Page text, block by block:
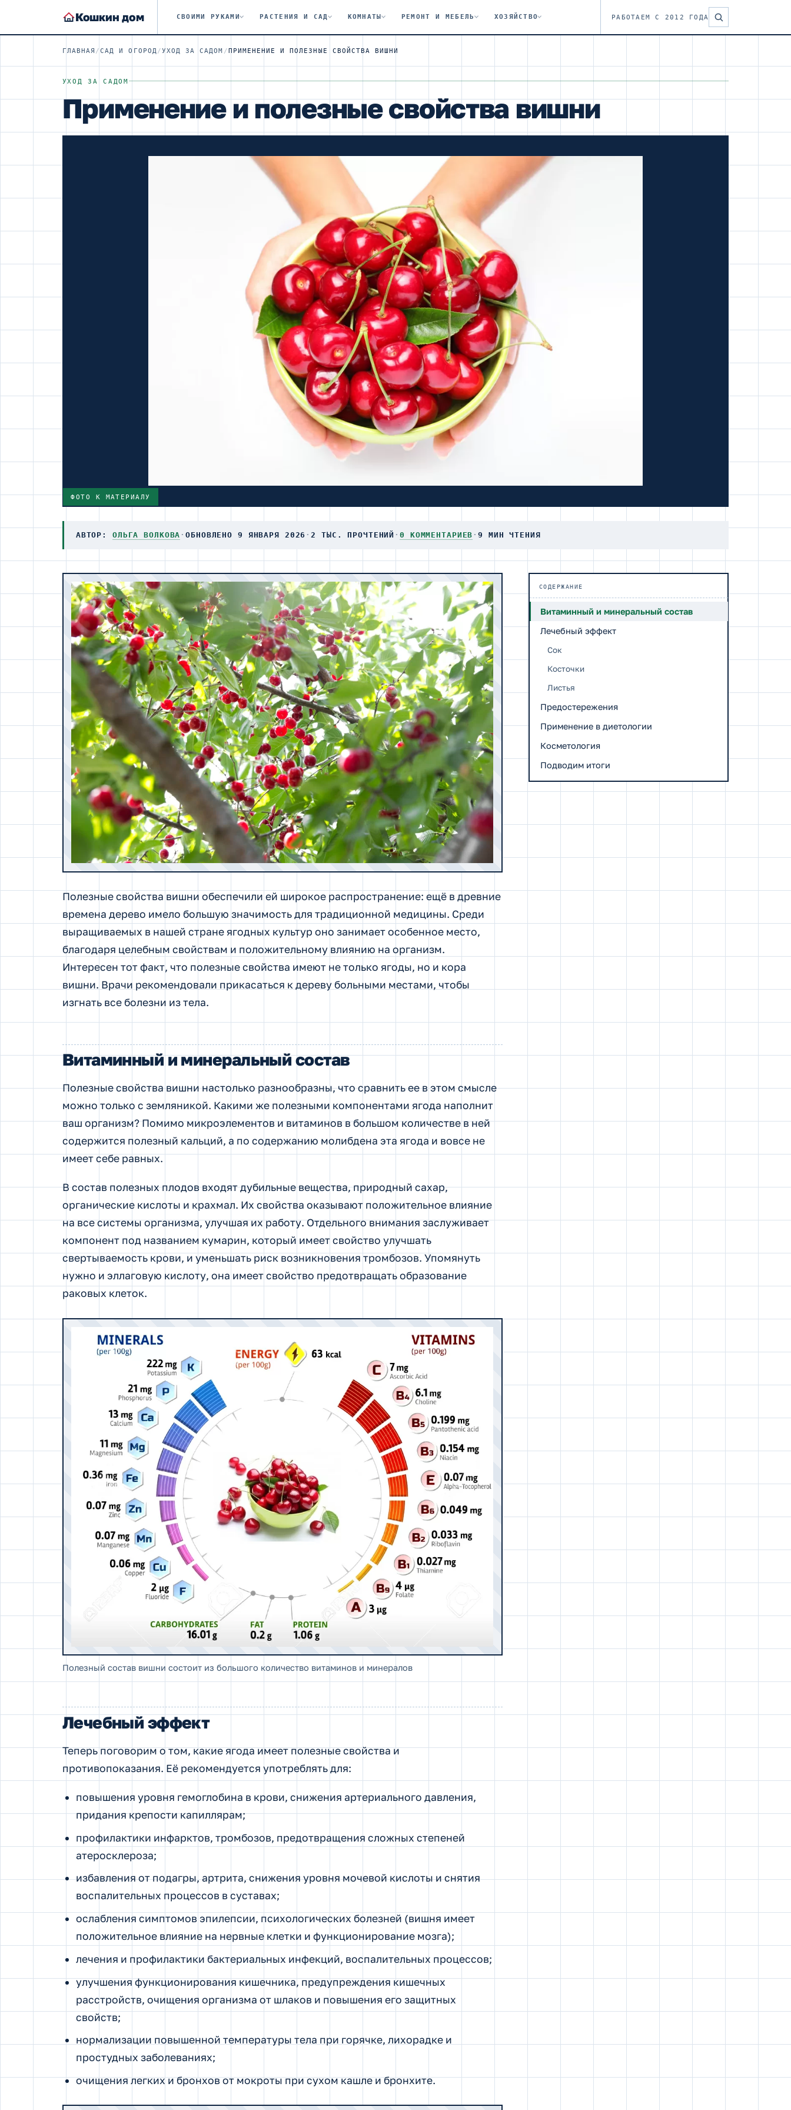
Кошкин дом СВОИМИ РУКАМИ РАСТЕНИЯ И САД КОМНАТЫ РЕМОНТ И МЕБЕЛЬ ХОЗЯЙСТВО РАБОТАЕМ С 2012 ГОДА
ГЛАВНАЯ /САД И ОГОРОД /УХОД ЗА САДОМ /ПРИМЕНЕНИЕ И ПОЛЕЗНЫЕ СВОЙСТВА ВИШНИ
УХОД ЗА САДОМ
Применение и полезные свойства вишни
ФОТО К МАТЕРИАЛУ
АВТОР: ОЛЬГА ВОЛКОВА ·ОБНОВЛЕНО 9 ЯНВАРЯ 2026 · 2 ТЫС. ПРОЧТЕНИЙ · 0 КОММЕНТАРИЕВ ·9 МИН ЧТЕНИЯ
Полезные свойства вишни обеспечили ей широкое распространение: ещё в древние
времена дерево имело большую значимость для традиционной медицины. Среди
выращиваемых в нашей стране ягодных культур оно занимает особенное место,
благодаря целебным свойствам и положительному влиянию на организм.
Интересен тот факт, что полезные свойства имеют не только ягоды, но и кора
вишни. Врачи рекомендовали прикасаться к дереву больными местами, чтобы
изгнать все болезни из тела.
Витаминный и минеральный состав
Полезные свойства вишни настолько разнообразны, что сравнить ее в этом смысле
можно только с земляникой. Какими же полезными компонентами ягода наполнит
ваш организм? Помимо микроэлементов и витаминов в большом количестве в ней
содержится полезный кальций, а по содержанию молибдена эта ягода и вовсе не
имеет себе равных.
В состав полезных плодов входят дубильные вещества, природный сахар,
органические кислоты и крахмал. Их свойства оказывают положительное влияние
на все системы организма, улучшая их работу. Отдельного внимания заслуживает
компонент под названием кумарин, который имеет свойство улучшать
свертываемость крови, и уменьшать риск возникновения тромбозов. Упомянуть
нужно и эллаговую кислоту, она имеет свойство предотвращать образование
раковых клеток.
Полезный состав вишни состоит из большого количество витаминов и минералов
Лечебный эффект
Теперь поговорим о том, какие ягода имеет полезные свойства и
противопоказания. Её рекомендуется употреблять для:
повышения уровня гемоглобина в крови, снижения артериального давления,
придания крепости капиллярам;
профилактики инфарктов, тромбозов, предотвращения сложных степеней
атеросклероза;
избавления от подагры, артрита, снижения уровня мочевой кислоты и снятия
воспалительных процессов в суставах;
ослабления симптомов эпилепсии, психологических болезней (вишня имеет
положительное влияние на нервные клетки и функционирование мозга);
лечения и профилактики бактериальных инфекций, воспалительных процессов;
улучшения функционирования кишечника, предупреждения кишечных
расстройств, очищения организма от шлаков и повышения его защитных
свойств;
нормализации повышенной температуры тела при горячке, лихорадке и
простудных заболеваниях;
очищения легких и бронхов от мокроты при сухом кашле и бронхите.
СОДЕРЖАНИЕ
Витаминный и минеральный состав
Лечебный эффект
Сок
Косточки
Листья
Предостережения
Применение в диетологии
Косметология
Подводим итоги